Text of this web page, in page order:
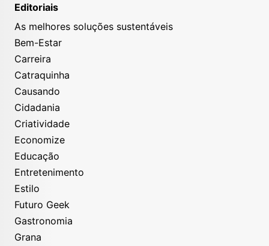
Editoriais
As melhores soluções sustentáveis
Bem-Estar
Carreira
Catraquinha
Causando
Cidadania
Criatividade
Economize
Educação
Entretenimento
Estilo
Futuro Geek
Gastronomia
Grana